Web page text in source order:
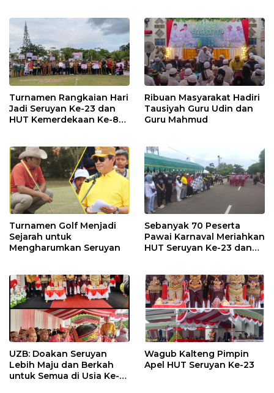
Turnamen Rangkaian Hari
Jadi Seruyan Ke-23 dan
HUT Kemerdekaan Ke-80
Ribuan Masyarakat Hadiri
Tausiyah Guru Udin dan
Guru Mahmud
Turnamen Golf Menjadi
Sejarah untuk
Mengharumkan Seruyan
Sebanyak 70 Peserta
Pawai Karnaval Meriahkan
HUT Seruyan Ke-23 dan
UZB: Doakan Seruyan
Lebih Maju dan Berkah
untuk Semua di Usia Ke-
Wagub Kalteng Pimpin
Apel HUT Seruyan Ke-23